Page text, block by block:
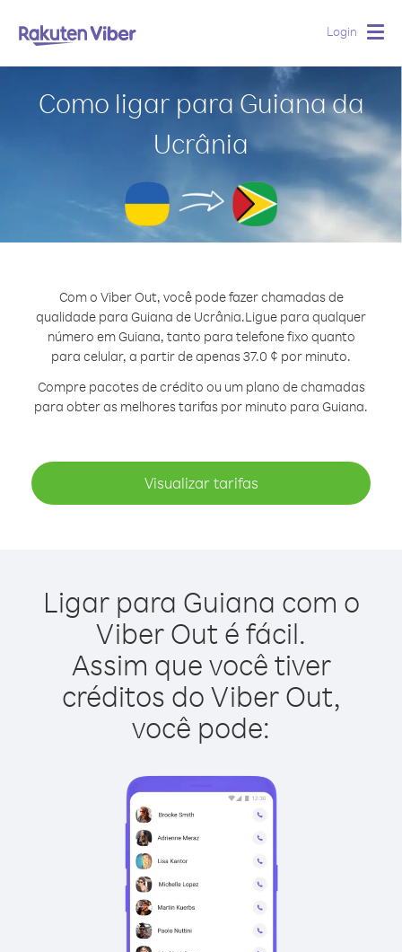
Login
Como ligar para Guiana da
Ucrânia
Com o Viber Out, você pode fazer chamadas de
qualidade para Guiana de Ucrânia.Ligue para qualquer
número em Guiana, tanto para telefone fixo quanto
para celular, a partir de apenas 37.0 ¢ por minuto.
Compre pacotes de crédito ou um plano de chamadas
para obter as melhores tarifas por minuto para Guiana.
Visualizar tarifas
Ligar para Guiana com o
Viber Out é fácil.
Assim que você tiver
créditos do Viber Out,
você pode: